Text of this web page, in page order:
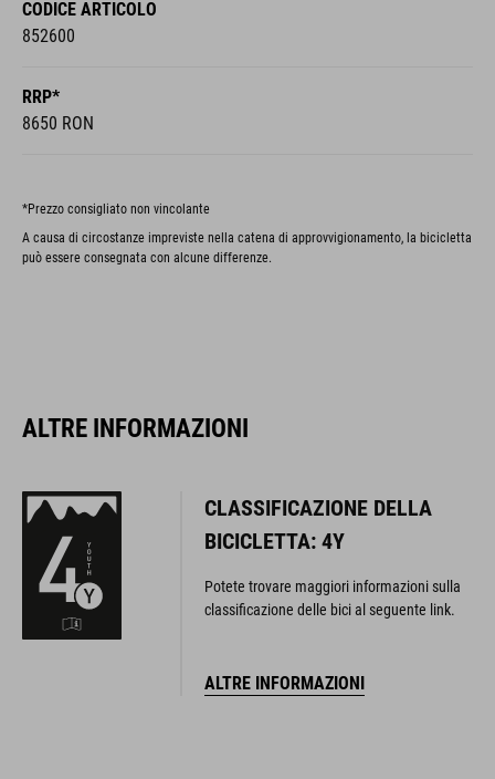
CODICE ARTICOLO
852600
RRP*
8650 RON
*Prezzo consigliato non vincolante
A causa di circostanze impreviste nella catena di approvvigionamento, la bicicletta
può essere consegnata con alcune differenze.
ALTRE INFORMAZIONI
CLASSIFICAZIONE DELLA
BICICLETTA: 4Y
Potete trovare maggiori informazioni sulla
classificazione delle bici al seguente link.
ALTRE INFORMAZIONI